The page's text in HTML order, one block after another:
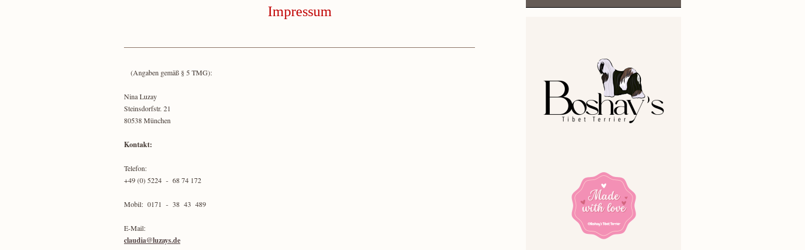
Impressum
(Angaben gemäß § 5 TMG):
Nina Luzay
Steinsdorfstr. 21
80538 München
Kontakt:
Telefon:
+49 (0) 5224 - 68 74 172
Mobil: 0171 - 38 43 489
E-Mail:
claudia@luzays.de